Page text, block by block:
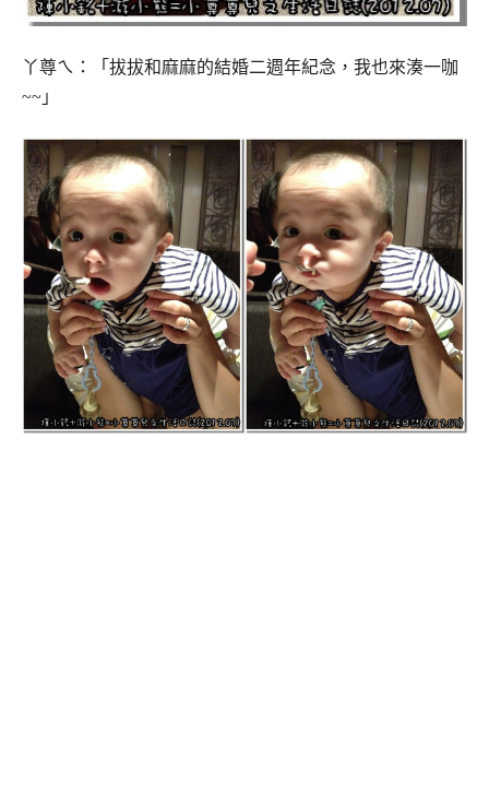
丫尊ㄟ：「拔拔和麻麻的結婚二週年紀念，我也來湊一咖
~~」